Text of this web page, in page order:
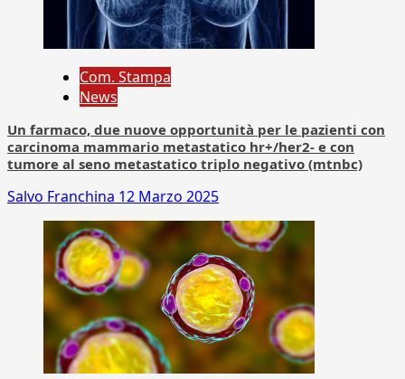
Com. Stampa
News
Un farmaco, due nuove opportunità per le pazienti con
carcinoma mammario metastatico hr+/her2- e con
tumore al seno metastatico triplo negativo (mtnbc)
Salvo Franchina 12 Marzo 2025